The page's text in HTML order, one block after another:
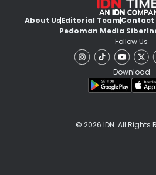
About UsEditorial TeamContact
Pedoman Media Siber
Follow Us
Download
© 2026 IDN. All Rights